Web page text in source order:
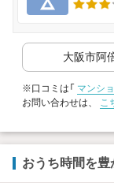
大阪市阿
※口コミは「 マンシ
お問い合わせは、 こ
おうち時間を豊